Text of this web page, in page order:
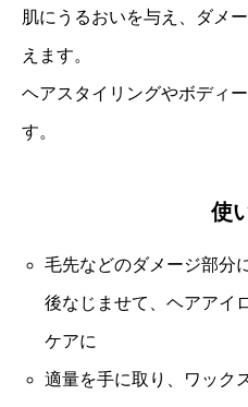
肌にうるおいを与え、ダメ
えます。
ヘアスタイリングやボディ
す。
使
毛先などのダメージ部分
後なじませて、ヘアアイ
ケアに
適量を手に取り、ワック